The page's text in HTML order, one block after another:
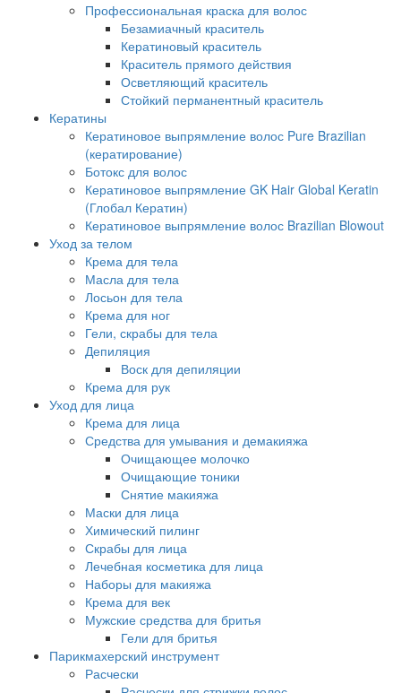
Профессиональная краска для волос
Безамиачный краситель
Кератиновый краситель
Краситель прямого действия
Осветляющий краситель
Стойкий перманентный краситель
Кератины
Кератиновое выпрямление волос Pure Brazilian
(кератирование)
Ботокс для волос
Кератиновое выпрямление GK Hair Global Keratin
(Глобал Кератин)
Кератиновое выпрямление волос Brazilian Blowout
Уход за телом
Крема для тела
Масла для тела
Лосьон для тела
Крема для ног
Гели, скрабы для тела
Депиляция
Воск для депиляции
Крема для рук
Уход для лица
Крема для лица
Средства для умывания и демакияжа
Очищающее молочко
Очищающие тоники
Снятие макияжа
Маски для лица
Химический пилинг
Скрабы для лица
Лечебная косметика для лица
Наборы для макияжа
Крема для век
Мужские средства для бритья
Гели для бритья
Парикмахерский инструмент
Расчески